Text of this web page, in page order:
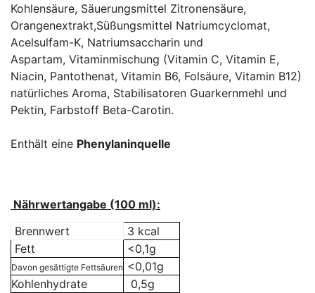
Kohlensäure, Säuerungsmittel Zitronensäure,
Orangenextrakt,Süßungsmittel Natriumcyclomat,
Acelsulfam-K, Natriumsaccharin und
Aspartam, Vitaminmischung (Vitamin C, Vitamin E,
Niacin, Pantothenat, Vitamin B6, Folsäure, Vitamin B12)
natürliches Aroma, Stabilisatoren Guarkernmehl und
Pektin, Farbstoff Beta-Carotin.
Enthält eine Phenylaninquelle
Nährwertangabe (100 ml):
Brennwert
3 kcal
Fett
<0,1g
Davon gesättigte Fettsäuren <0,01g
Kohlenhydrate
0,5g